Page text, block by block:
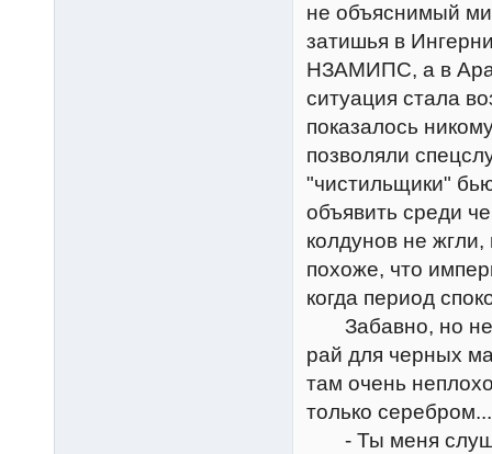
не объяснимый
затишья в
НЗАМИПС, а в
ситуация стала
показалось
позволяли
"чистильщики"
объявить среди
колдунов не
похоже, что
когда период
Забавно, но не
рай для черных
там очень
только серебром...
- Ты меня